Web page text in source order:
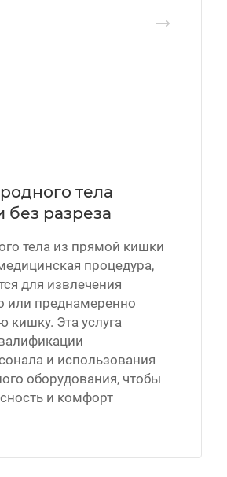
тела
разреза
тела из прямой кишки
процедура,
для извлечения
или преднамеренно
кишку. Эта услуга
и использования
оборудования, чтобы
и комфорт